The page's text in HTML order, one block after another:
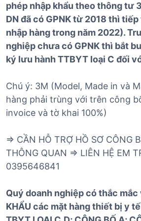
phép nhập khẩu theo thông tư
DN đã có GPNK từ 2018 thì
nhập hàng trong năm 2022).
nghiệp chưa có GPNK thì bắt
ký lưu hành TTBYT loại C đối
Chú ý: 3M (Model, Made in và
hàng phải trùng với trên công
invoice và tờ khai 100%)
=> CẦN HỖ TRỢ HỒ SƠ CÔNG
THÔNG QUAN => LIÊN HỆ EM
0395646841
Quý doanh nghiệp có thắc mắc
KHẨU các mặt hàng thiết bị y